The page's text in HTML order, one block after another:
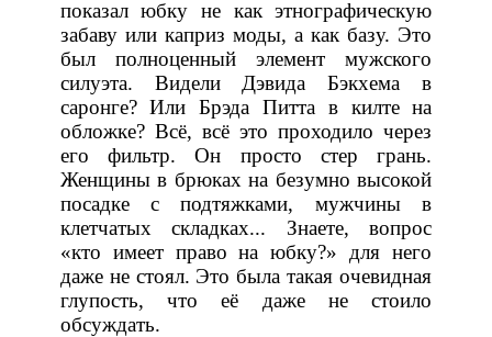
показал юбку не как этнографическую
забаву или каприз моды, а как базу. Это
был полноценный элемент мужского
силуэта. Видели Дэвида Бэкхема в
саронге? Или Брэда Питта в килте на
обложке? Всё, всё это проходило через
его фильтр. Он просто стер грань.
Женщины в брюках на безумно высокой
посадке с подтяжками, мужчины в
клетчатых складках... Знаете, вопрос
«кто имеет право на юбку?» для него
даже не стоял. Это была такая очевидная
глупость, что её даже не стоило
обсуждать.